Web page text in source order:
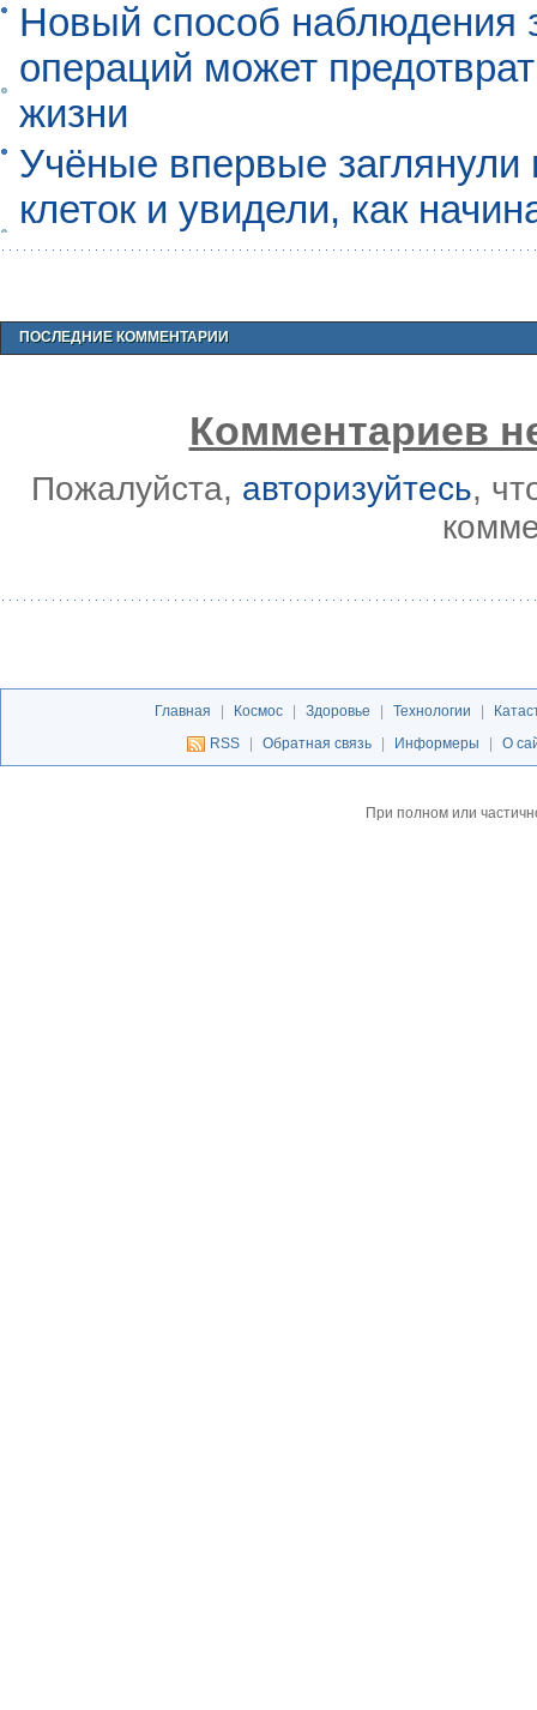
Новый способ наблюдения
операций может
жизни
Учёные впервые
клеток и увидели, как
ПОСЛЕДНИЕ КОММЕНТАРИИ
Комментариев
Пожалуйста, авторизуйтесь,
Главная | Космос | Здоровье | Технологии |
RSS
| Обратная связь | Информеры | О
При полном или